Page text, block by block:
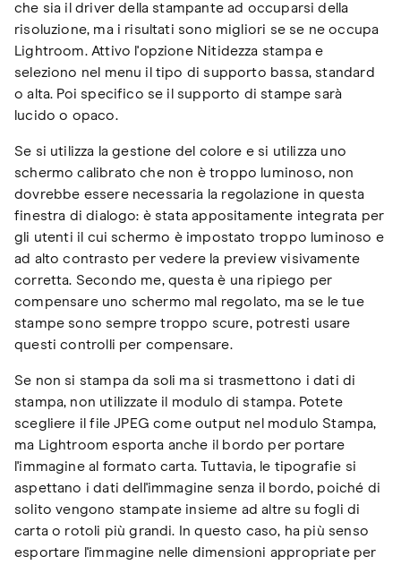
che sia il driver della stampante ad occuparsi della
risoluzione, ma i risultati sono migliori se se ne occupa
Lightroom. Attivo l'opzione Nitidezza stampa e
seleziono nel menu il tipo di supporto bassa, standard
o alta. Poi specifico se il supporto di stampe sarà
lucido o opaco.
Se si utilizza la gestione del colore e si utilizza uno
schermo calibrato che non è troppo luminoso, non
dovrebbe essere necessaria la regolazione in questa
finestra di dialogo: è stata appositamente integrata per
gli utenti il ​​cui schermo è impostato troppo luminoso e
ad alto contrasto per vedere la preview visivamente
corretta. Secondo me, questa è una ripiego per
compensare uno schermo mal regolato, ma se le tue
stampe sono sempre troppo scure, potresti usare
questi controlli per compensare.
Se non si stampa da soli ma si trasmettono i dati di
stampa, non utilizzate il modulo di stampa. Potete
scegliere il file JPEG come output nel modulo Stampa,
ma Lightroom esporta anche il bordo per portare
l'immagine al formato carta. Tuttavia, le tipografie si
aspettano i dati dell'immagine senza il bordo, poiché di
solito vengono stampate insieme ad altre su fogli di
carta o rotoli più grandi. In questo caso, ha più senso
esportare l'immagine nelle dimensioni appropriate per